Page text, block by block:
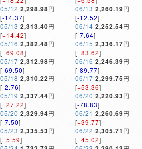
05/12 2,298.98円
[-14.37]
05/13 2,313.40円
[+14.42]
05/16 2,382.48円
[+69.08]
05/17 2,312.98円
[-69.50]
05/18 2,310.22円
[-2.76]
05/19 2,337.44円
[+27.22]
05/20 2,329.94円
[-7.50]
05/23 2,335.53円
[+5.59]
06/13 2,260.19円
[-12.52]
06/14 2,252.54円
[-7.64]
06/15 2,336.17円
[+83.62]
06/16 2,246.39円
[-89.77]
06/17 2,299.75円
[+53.36]
06/20 2,220.93円
[-78.83]
06/21 2,260.69円
[+39.77]
06/22 2,305.71 円
[+45.02]